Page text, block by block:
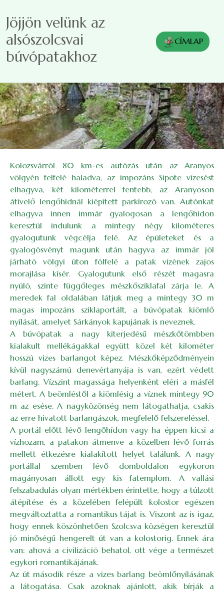
Jöjjön velünk az
alsószolcsvai
búvópatakhoz
CÍMLAP
Kolozsvárról 80 km-es autózás után az Aranyos
völgyén felfelé haladva, az impozáns Sipote vízesést
elhagyva, két kilométerrel fentebb, az Aranyoson
átívelő lengőhídnál kiépített parkírozó van. Autónkat
elhagyva innen immár gyalogosan a lengőhídon
keresztül indulunk a mintegy négy kilométeres
gyalogutunk végcélja felé. Az épületeket és a
gyalogösvényt magunk után hagyva az immár jól
járható völgyi úton fölfelé a patak vizének zajos
morajlása kísér. Gyalogutunk első részét magasra
nyúló, szinte függőleges mészkősziklafal zárja le. A
meredek fal oldalában látjuk meg a mintegy 30 m
magas impozáns sziklaportált, a búvópatak kiömlő
nyílását, amelyet Sárkányok kapujának is neveznek.
A búvópatak a nagy kiterjedésű mészkőtömbben
kialakult mellékágakkal együtt közel két kilométer
hosszú vizes barlangot képez. Mészkőképződményein
kívül nagyszámú denevértanyája is van, ezért védett
barlang. Vízszint magassága ­helyenként eléri a másfél
métert. A beömléstől a kiömlésig a víznek mintegy 90
m az esése. A nagyközönség nem látogathatja, csakis
az erre hivatott barlangászok, megfelelő felszereléssel.
A portál előtt lévő lengőhídon vagy ha éppen kicsi a
vízhozam, a patakon átmenve a közelben lévő forrás
mellett étkezésre kialakított helyet találunk. A nagy
portállal szemben lévő domboldalon egykoron
magányosan állott egy kis fatemplom. A vallási
felszabadulás olyan mértékben érintette, hogy a túlzott
átépítése és a közelében felépült kolostor egészen
megváltoztatta a romantikus tájat is. Viszont az is igaz,
hogy ennek köszönhetően Szolcsva községen keresztül
jó minőségű hengerelt út van a kolostorig. Ennek ára
van: ahová a civilizáció behatol, ott vége a természet
egykori romantikájának.
Az út második része a vizes barlang beömlőnyílásának
a látogatása. Csak azoknak ajánlott, akik bírják a